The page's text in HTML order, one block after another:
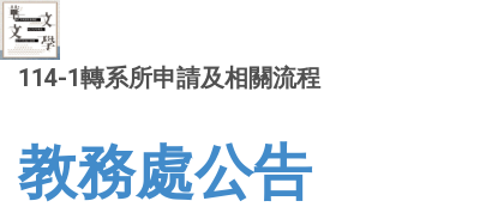
114-1轉系所申請及相關流程
教務處公告